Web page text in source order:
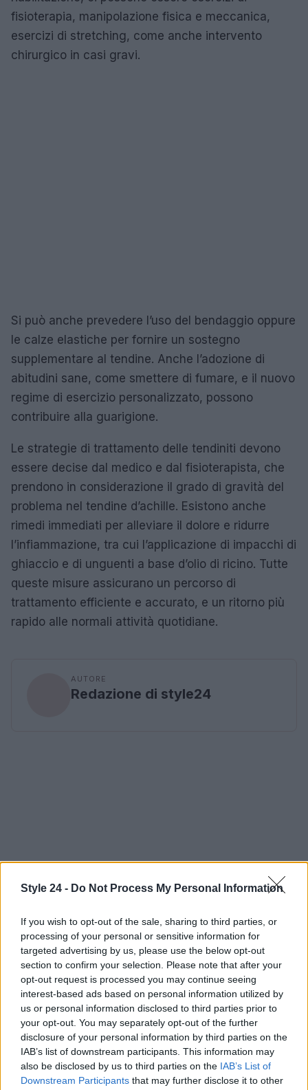
Style 24 - Do Not Process My Personal Information
If you wish to opt-out of the sale, sharing to third parties, or
processing of your personal or sensitive information for
targeted advertising by us, please use the below opt-out
section to confirm your selection. Please note that after your
opt-out request is processed you may continue seeing
interest-based ads based on personal information utilized by
us or personal information disclosed to third parties prior to
your opt-out. You may separately opt-out of the further
disclosure of your personal information by third parties on the
IAB’s list of downstream participants. This information may
also be disclosed by us to third parties on the IAB’s List of
Downstream Participants that may further disclose it to other
fisioterapia, manipolazione fisica e meccanica,
esercizi di stretching, come anche intervento
chirurgico in casi gravi.
Si può anche prevedere l’uso del bendaggio oppure
le calze elastiche per fornire un sostegno
supplementare al tendine. Anche l’adozione di
abitudini sane, come smettere di fumare, e il nuovo
regime di esercizio personalizzato, possono
contribuire alla guarigione.
Le strategie di trattamento delle tendiniti devono
essere decise dal medico e dal fisioterapista, che
prendono in considerazione il grado di gravità del
problema nel tendine d’achille. Esistono anche
rimedi immediati per alleviare il dolore e ridurre
l’infiammazione, tra cui l’applicazione di impacchi di
ghiaccio e di unguenti a base d’olio di ricino. Tutte
queste misure assicurano un percorso di
trattamento efficiente e accurato, e un ritorno più
rapido alle normali attività quotidiane.
AUTORE
Redazione di style24
Continua a leggere
FITNESS